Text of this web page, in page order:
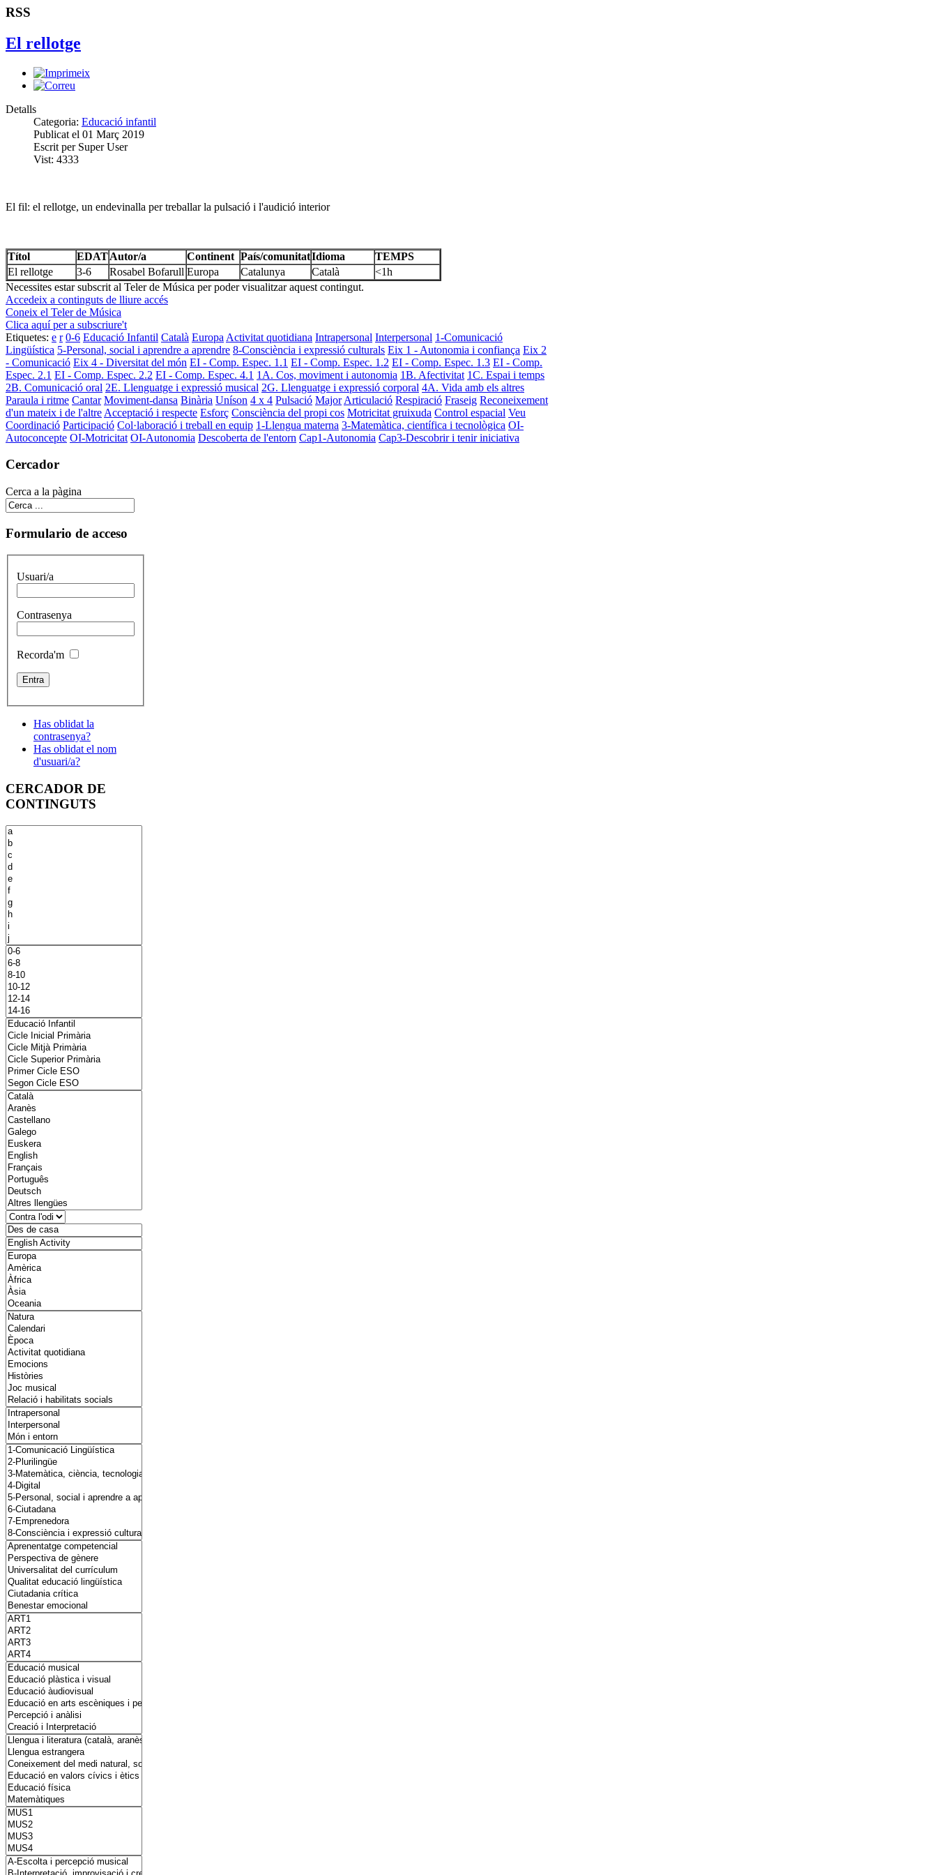
RSS
El rellotge
Detalls
Categoria: Educació infantil
Publicat el 01 Març 2019
Escrit per Super User
Vist: 4333
El fil: el rellotge, un endevinalla per treballar la pulsació i l'audició interior
Títol EDATAutor/a Continent País/comunitatIdioma
TEMPS
El rellotge
3-6 Rosabel Bofarull Europa Catalunya Català
<1h
Necessites estar subscrit al Teler de Música per poder visualitzar aquest contingut.
Accedeix a continguts de lliure accés
Coneix el Teler de Música
Clica aquí per a subscriure't
Etiquetes: e r 0-6 Educació Infantil Català Europa Activitat quotidiana Intrapersonal Interpersonal 1-Comunicació
Lingüística 5-Personal, social i aprendre a aprendre 8-Consciència i expressió culturals Eix 1 - Autonomia i confiança Eix 2
- Comunicació Eix 4 - Diversitat del món EI - Comp. Espec. 1.1 EI - Comp. Espec. 1.2 EI - Comp. Espec. 1.3 EI - Comp.
Espec. 2.1 EI - Comp. Espec. 2.2 EI - Comp. Espec. 4.1 1A. Cos, moviment i autonomia 1B. Afectivitat 1C. Espai i temps
2B. Comunicació oral 2E. Llenguatge i expressió musical 2G. Llenguatge i expressió corporal 4A. Vida amb els altres
Paraula i ritme Cantar Moviment-dansa Binària Uníson 4 x 4 Pulsació Major Articulació Respiració Fraseig Reconeixement
d'un mateix i de l'altre Acceptació i respecte Esforç Consciència del propi cos Motricitat gruixuda Control espacial Veu
Coordinació Participació Col·laboració i treball en equip 1-Llengua materna 3-Matemàtica, científica i tecnològica OI-
Autoconcepte OI-Motricitat OI-Autonomia Descoberta de l'entorn Cap1-Autonomia Cap3-Descobrir i tenir iniciativa
Cercador
Cerca a la pàgina
Formulario de acceso
Usuari/a
Contrasenya
Recorda'm
Has oblidat la
contrasenya?
Has oblidat el nom
d'usuari/a?
CERCADOR DE
CONTINGUTS